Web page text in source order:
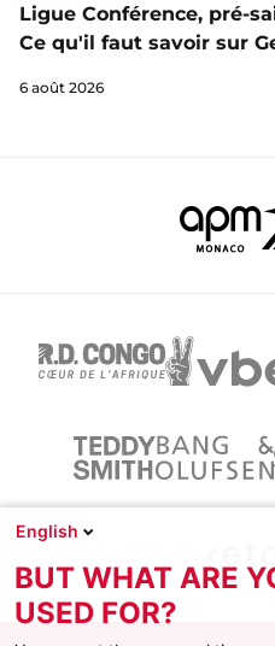
Ligue Conférence, pré-
Ce qu'il faut savoir sur
6 août 2026
English
BUT WHAT ARE
USED FOR?